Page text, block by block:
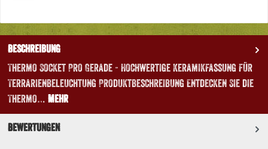
Beschreibung
Thermo Socket Pro Gerade - Hochwertige Keramikfassung für
Terrarienbeleuchtung Produktbeschreibung Entdecken Sie die
Thermo… Mehr
Bewertungen